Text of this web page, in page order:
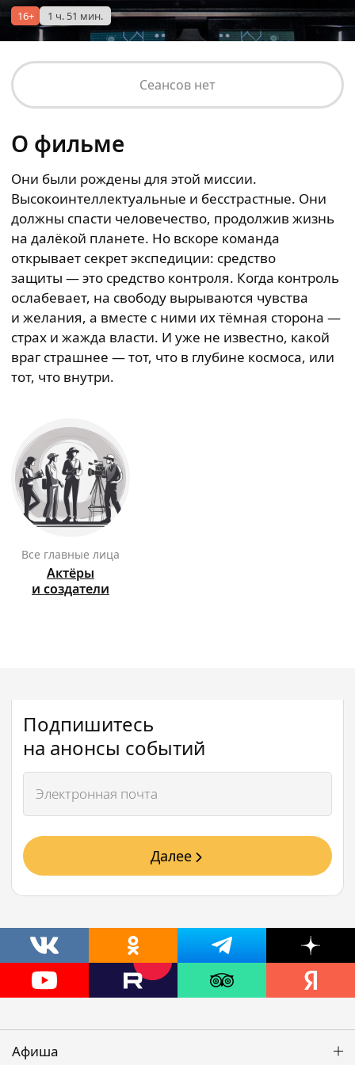
16+ 1 ч. 51 мин.
Сеансов нет
О фильме
Они были рождены для этой миссии.
Высокоинтеллектуальные и бесстрастные. Они
должны спасти человечество, продолжив жизнь
на далёкой планете. Но вскоре команда
открывает секрет экспедиции: средство
защиты — это средство контроля. Когда контроль
ослабевает, на свободу вырываются чувства
и желания, а вместе с ними их тёмная сторона —
страх и жажда власти. И уже не известно, какой
враг страшнее — тот, что в глубине космоса, или
тот, что внутри.
Все главные лица
Актёры
и создатели
Подпишитесь
на анонсы событий
Далее
Афиша